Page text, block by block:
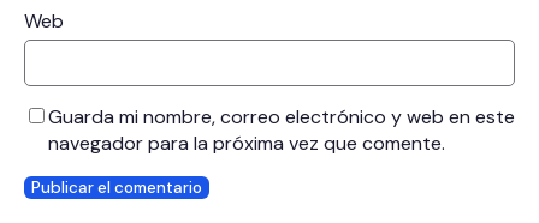
Web
Guarda mi nombre, correo electrónico y web en este
navegador para la próxima vez que comente.